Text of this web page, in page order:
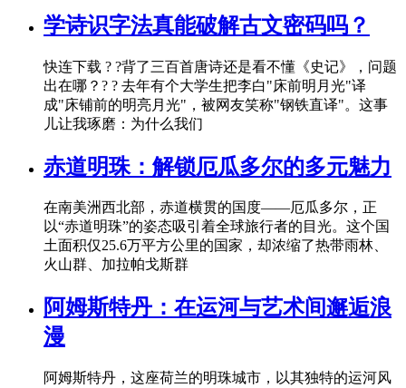
学诗识字法真能破解古文密码吗？
快连下载 ? ?背了三百首唐诗还是看不懂《史记》，问题
出在哪？? ? 去年有个大学生把李白"床前明月光"译
成"床铺前的明亮月光"，被网友笑称"钢铁直译"。这事
儿让我琢磨：为什么我们
赤道明珠：解锁厄瓜多尔的多元魅力
在南美洲西北部，赤道横贯的国度——厄瓜多尔，正
以“赤道明珠”的姿态吸引着全球旅行者的目光。这个国
土面积仅25.6万平方公里的国家，却浓缩了热带雨林、
火山群、加拉帕戈斯群
阿姆斯特丹：在运河与艺术间邂逅浪
漫
阿姆斯特丹，这座荷兰的明珠城市，以其独特的运河风